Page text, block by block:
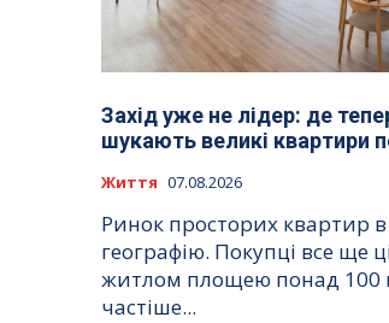
Захід уже не лідер: де
шукають великі квартири
Життя 07.08.2026
Ринок просторих квартир в
географію. Покупці все ще
житлом площею понад 100
частіше...